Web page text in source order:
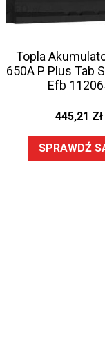
Topla
650A P Plus Tab
Efb
445,21 Zł
SPRAWDŹ